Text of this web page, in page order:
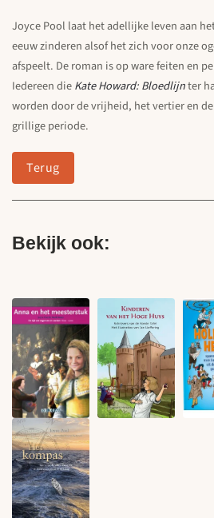
Joyce Pool laat het adellijke leven aan
eeuw zinderen alsof het zich voor onze
afspeelt. De roman is op ware feiten en
Iedereen dieKate Howard: Bloedlijnter
worden door de vrijheid, het vertier en
grillige periode.
Terug
Bekijk ook: